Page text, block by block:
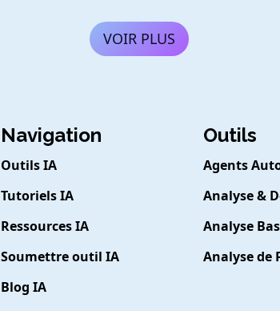
VOIR PLUS
Navigation
Outils IA
Tutoriels IA
Ressources IA
Soumettre outil IA
Blog IA
Outils
Agents
Analyse &
Analyse
Analyse de